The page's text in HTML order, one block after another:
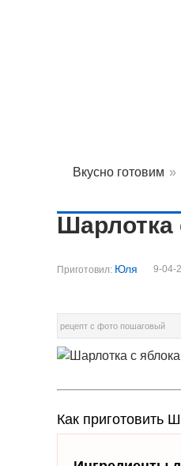
Вкусно готовим »
Шарлотка
Приготовил: Юля 9-04-
рецепт с фото пошаговый
Как приготовить